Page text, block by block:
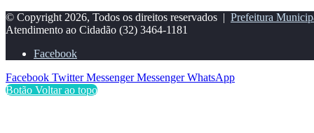
© Copyright 2026, Todos os direitos reservados | Prefeitura
Atendimento ao Cidadão (32) 3464-1181
Facebook
Facebook Twitter Messenger Messenger WhatsApp
Botão Voltar ao topo